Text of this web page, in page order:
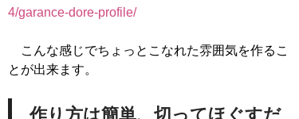
4/garance-dore-profile/
こんな感じでちょっとこなれた雰囲気を作るこ
とが出来ます。
作り方は簡単、切ってほぐすだ